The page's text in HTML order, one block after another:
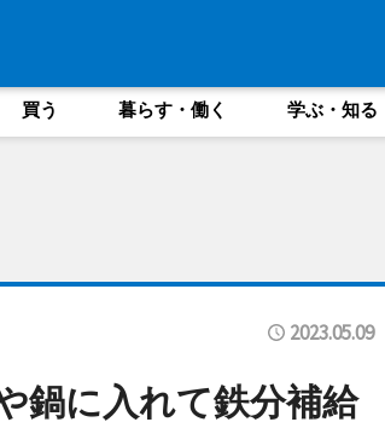
買う 暮らす・働く 学ぶ・知る
2023.05.09
鍋に入れて鉄分補給